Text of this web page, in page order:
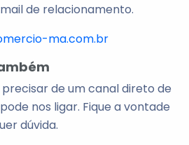
de relacionamento.
ma.com.br
de um canal direto de
nos ligar. Fique a vontade
dúvida.